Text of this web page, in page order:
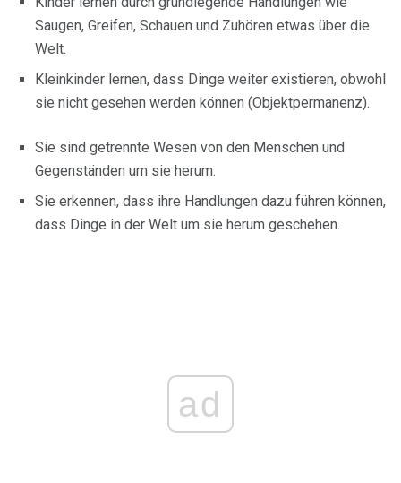
Saugen, Greifen, Schauen und Zuhören etwas über die
Welt.
Kleinkinder lernen, dass Dinge weiter existieren, obwohl
sie nicht gesehen werden können (Objektpermanenz).
Sie sind getrennte Wesen von den Menschen und
Gegenständen um sie herum.
Sie erkennen, dass ihre Handlungen dazu führen können,
dass Dinge in der Welt um sie herum geschehen.
ad